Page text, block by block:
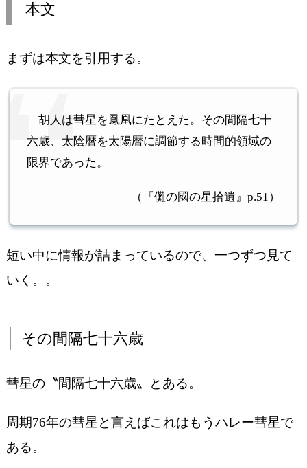
本文
まずは本文を引用する。
胡人は彗星を鳳凰にたとえた。その間隔七十
六歳、太陰暦を太陽暦に調節する時間的領域の
限界であった。
（『儺の國の星拾遺』p.51）
短い中に情報が詰まっているので、一つずつ見て
いく。。
その間隔七十六歳
彗星の〝間隔七十六歳〟とある。
周期76年の彗星と言えばこれはもうハレー彗星で
ある。